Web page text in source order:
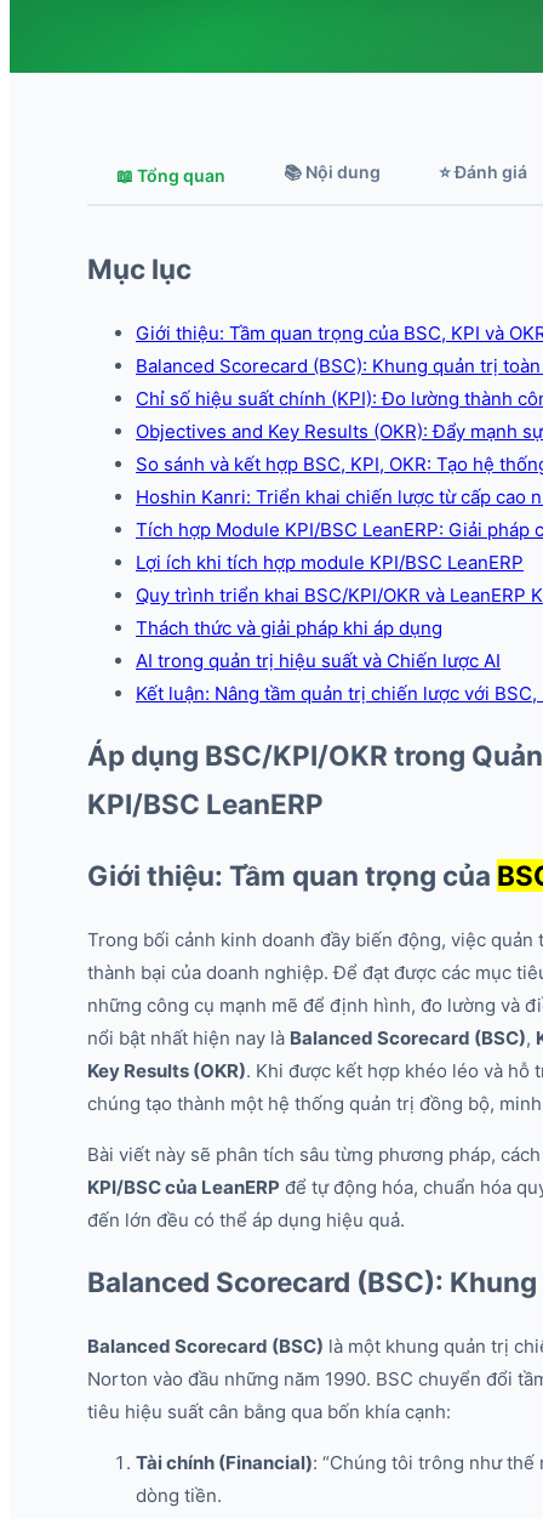
📖 Tổng quan 📚 Nội dung ⭐ Đánh giá
Mục lục
Giới thiệu: Tầm quan trọng của BSC, KPI và
Balanced Scorecard (BSC): Khung quản trị
Chỉ số hiệu suất chính (KPI): Đo lường thành
Objectives and Key Results (OKR): Đẩy mạnh
So sánh và kết hợp BSC, KPI, OKR: Tạo hệ
Hoshin Kanri: Triển khai chiến lược từ cấp cao
Tích hợp Module KPI/BSC LeanERP: Giải
Lợi ích khi tích hợp module KPI/BSC LeanERP
Quy trình triển khai BSC/KPI/OKR và LeanERP
Thách thức và giải pháp khi áp dụng
AI trong quản trị hiệu suất và Chiến lược AI
Kết luận: Nâng tầm quản trị chiến lược với BSC,
Áp dụng BSC/KPI/OKR trong
KPI/BSC LeanERP
Giới thiệu: Tầm quan trọng của
Trong bối cảnh kinh doanh đầy biến động, việc
thành bại của doanh nghiệp. Để đạt được các mục
những công cụ mạnh mẽ để định hình, đo lường và
nổi bật nhất hiện nay là Balanced Scorecard (BSC),
Key Results (OKR). Khi được kết hợp khéo léo và hỗ
chúng tạo thành một hệ thống quản trị đồng bộ,
Bài viết này sẽ phân tích sâu từng phương pháp,
KPI/BSC của LeanERP để tự động hóa, chuẩn hóa
đến lớn đều có thể áp dụng hiệu quả.
Balanced Scorecard (BSC):
Balanced Scorecard (BSC) là một khung quản trị
Norton vào đầu những năm 1990. BSC chuyển đổi
tiêu hiệu suất cân bằng qua bốn khía cạnh:
Tài chính (Financial): “Chúng tôi trông như thế
dòng tiền.